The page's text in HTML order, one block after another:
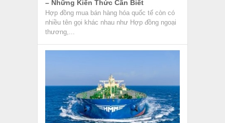
– Những Kiến Thức Cần Biết
Hợp đồng mua bán hàng hóa quốc tế còn có
nhiều tên gọi khác nhau như Hợp đồng ngoại
thương,...